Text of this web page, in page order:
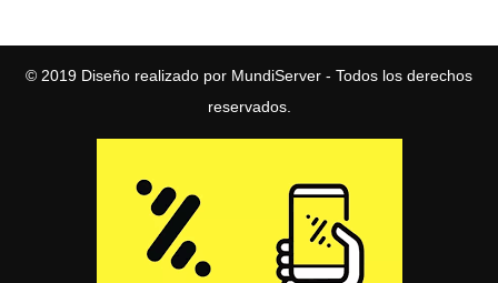
© 2019 Diseño realizado por MundiServer - Todos los derechos
reservados.